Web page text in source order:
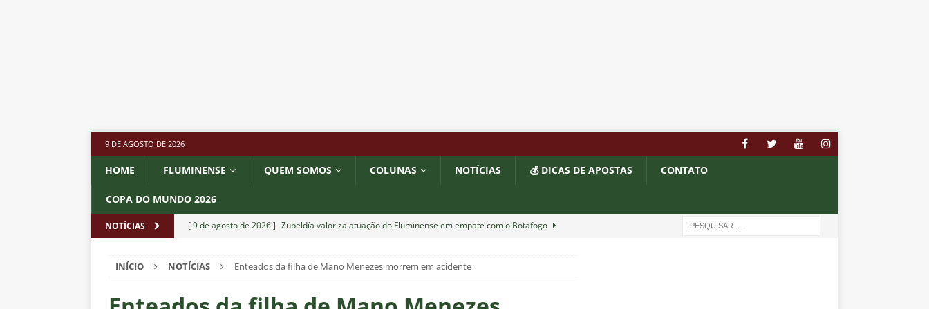
9 DE AGOSTO DE 2026
HOME FLUMINENSE QUEM SOMOS COLUNAS NOTÍCIAS 💰 DICAS DE APOSTAS CONTATO
COPA DO MUNDO 2026
NOTÍCIAS [ 9 de agosto de 2026 ] Zubeldía valoriza atuação do Fluminense em empate com o Botafogo
[ 8 de agosto de 2026 ] Ganso completa 13 jogos pelo Fluminense e não pode mais defender
outro clube no Brasileirão 2026
NOTÍCIAS
INÍCIO NOTÍCIAS Enteados da filha de Mano Menezes morrem em acidente